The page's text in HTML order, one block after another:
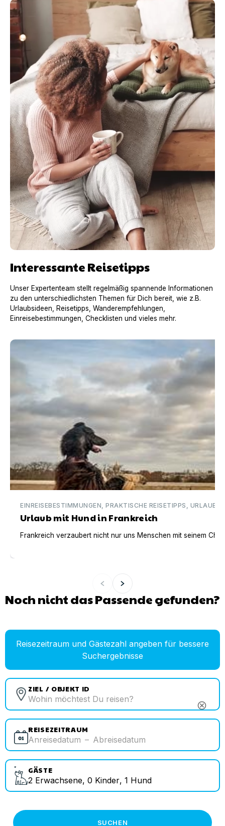
Interessante Reisetipps
Unser Expertenteam stellt regelmäßig spannende Informationen
zu den unterschiedlichsten Themen für Dich bereit, wie z.B.
Urlaubsideen, Reisetipps, Wanderempfehlungen,
Einreisebestimmungen, Checklisten und vieles mehr.
Urlaub mit Hund in Frankreich
EINREISEBESTIMMUNGEN, PRAKTISCHE REISETIPPS,
Urlaub mit Hund in Frankreich
Frankreich verzaubert nicht nur uns Menschen mit seinem
Noch nicht das Passende gefunden?
Reisezeitraum und Gästezahl angeben für bessere
Suchergebnisse
ZIEL / OBJEKT ID
cancel
REISEZEITRAUM
Anreisedatum – Abreisedatum
GÄSTE
2 Erwachsene, 0 Kinder, 1 Hund
SUCHEN